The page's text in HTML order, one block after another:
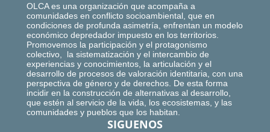
OLCA es una organización que acompaña a
comunidades en conflicto socioambiental, que en
condiciones de profunda asimetría, enfrentan un modelo
económico depredador impuesto en los territorios.
Promovemos la participación y el protagonismo
colectivo, la sistematización y el intercambio de
experiencias y conocimientos, la articulación y el
desarrollo de procesos de valoración identitaria, con una
perspectiva de género y de derechos. De esta forma
incidir en la construcción de alternativas al desarrollo,
que estén al servicio de la vida, los ecosistemas, y las
comunidades y pueblos que los habitan.
SIGUENOS